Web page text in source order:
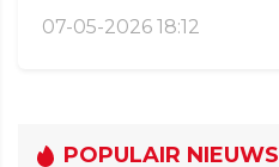
07-05-2026 18:12
POPULAIR NIEUWS